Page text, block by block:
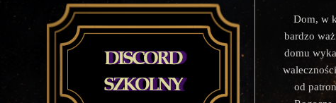
Dom, w
bardzo
domu
od